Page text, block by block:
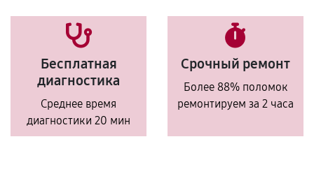
Бесплатная
диагностика
Среднее время
диагностики 20 мин
Срочный ремонт
Более 88% поломок
ремонтируем за 2 часа